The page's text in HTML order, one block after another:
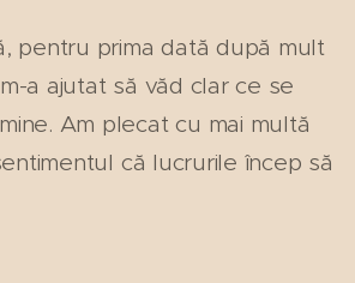
pentru prima dată după mult
a ajutat să văd clar ce se
Am plecat cu mai multă
că lucrurile încep să